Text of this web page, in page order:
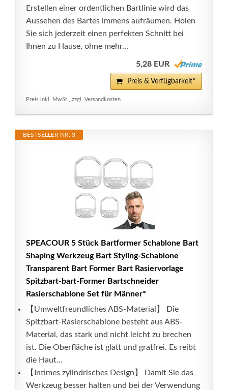
Erstellen einer ordentlichen Bartlinie wird das
Aussehen des Bartes immens aufräumen. Holen
Sie sich jederzeit einen perfekten Schnitt bei
Ihnen zu Hause, ohne mehr...
5,28 EUR
Preis & Verfügbarkeit*
Preis inkl. MwSt., zzgl. Versandkosten
BESTSELLER NR. 3
SPEACOUR 5 Stück Bartformer Schablone Bart
Shaping Werkzeug Bart Styling-Schablone
Transparent Bart Former Bart Rasiervorlage
Spitzbart-bart-Former Bartschneider
Rasierschablone Set für Männer*
【Umweltfreundliches ABS-Material】 Die
Spitzbart-Rasierschablone besteht aus ABS-
Material, das stark und nicht leicht zu brechen
ist. Die Oberfläche ist glatt und gratfrei. Es reibt
die Haut...
【Intimes zylindrisches Design】 Damit Sie das
Werkzeug besser halten und bei der Verwendung